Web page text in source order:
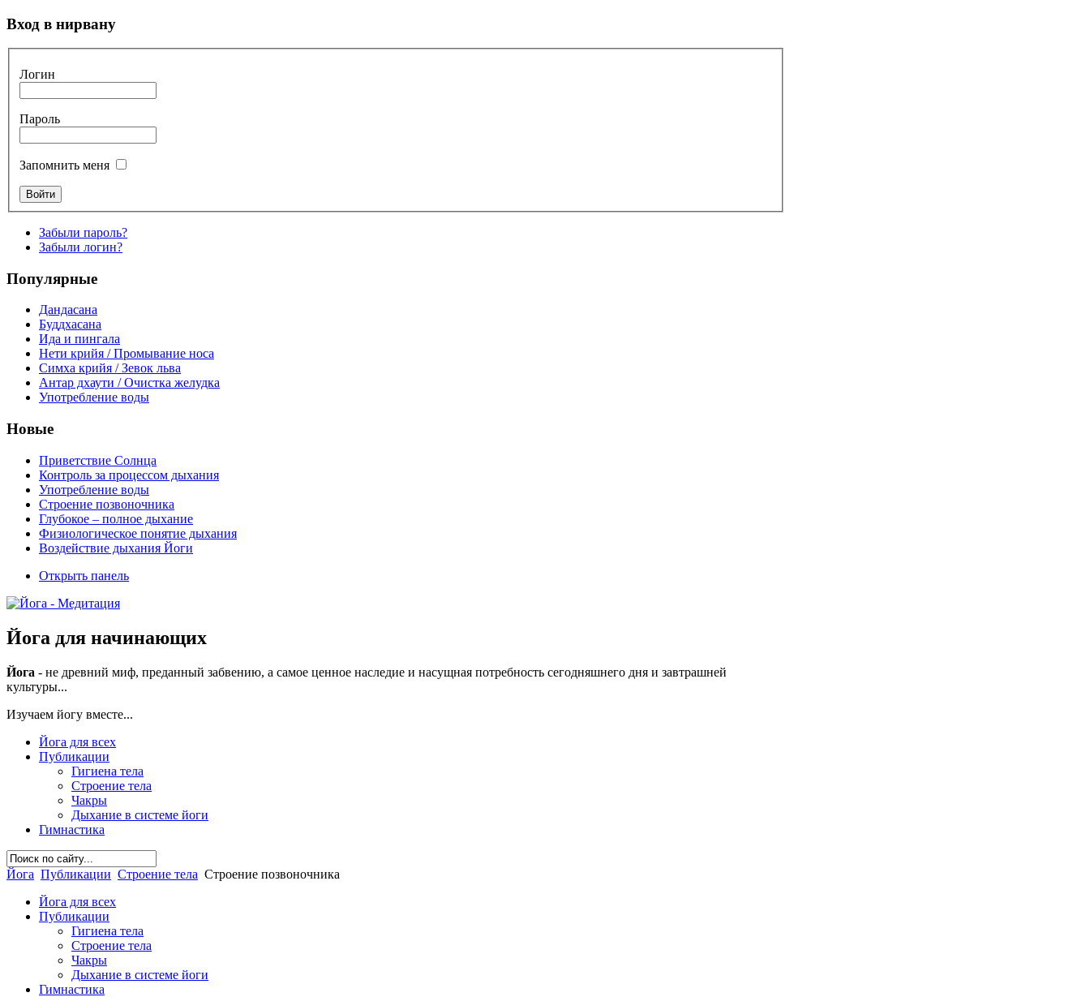
Вход в нирвану
Логин
Пароль
Запомнить меня
Забыли пароль?
Забыли логин?
Популярные
Дандасана
Буддхасана
Ида и пингала
Нети крийя / Промывание носа
Симха крийя / Зевок льва
Антар дхаути / Очистка желудка
Употребление воды
Новые
Приветствие Солнца
Контроль за процессом дыхания
Употребление воды
Строение позвоночника
Глубокое – полное дыхание
Физиологическое понятие дыхания
Воздействие дыхания Йоги
Открыть панель
Йога для начинающих
Йога - не древний миф, преданный забвению, а самое ценное наследие и насущная потребность сегодняшнего дня и завтрашней
культуры...
Изучаем йогу вместе...
Йога для всех
Публикации
Гигиена тела
Строение тела
Чакры
Дыхание в системе йоги
Гимнастика
Йога Публикации Строение тела Строение позвоночника
Йога для всех
Публикации
Гигиена тела
Строение тела
Чакры
Дыхание в системе йоги
Гимнастика